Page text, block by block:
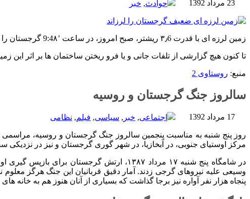
23 مرداد 1392 حوادث, خبر
زمین لرزه ای با قدرت ۳٫6 ریشتر، صبح امروز، در ساعت ’9:4۸ گرجستان را لرزاند. مرکز لرزه نگاری، کانون این زمین لرزه را 89 کیلومتری شهر ‘گوری’ واقع در مرکز گرجستان اعلام کرده است.
تا کنون هیچ گزارشی از تلفات جانی و یا فرو ریختن ساختمان ها بر اثر این
منبع: روستاوی 2
سالروز جنگ گرجستان و روسیه
17 مرداد 1392 اجتماعی, خبر , سیاسی, فیلم, نظامی
روز پنج شنبه به مناسبت پنجمین سالروز جنگ گرجستان و روسیه، مراسمی
مرکز اوستیای جنوبی، در آبخازیا، در شهر گوری گرجستان و نیز در نزدیکی
در شامگاه پنج شنبه ۱۷ مرداد ۱۳۸۷، ارتش
وسیعی علیه نیروهای گرجی زدند. آمار دقیق قربانیان این جنگ هرگز
پنجاه هزار نفر آواره نیز برجا گذاشت که بسیاری از آنان هنوز هم به